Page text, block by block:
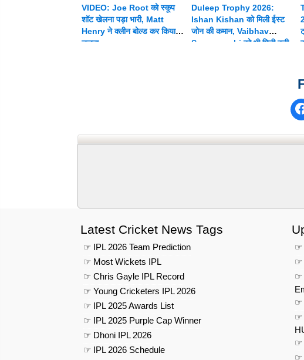
VIDEO: Joe Root को स्कूप
शॉट खेलना पड़ा भारी, Matt
Henry ने क्लीन बोल्ड कर किया
चलता
Duleep Trophy 2026:
Ishan Kishan को मिली ईस्ट
जोन की कमान, Vaibhav
Suryavanshi को भी मिली बड़ी
Latest Cricket News Tags
☞ IPL 2026 Team Prediction
☞ Most Wickets IPL
☞ Chris Gayle IPL Record
☞ Young Cricketers IPL 2026
☞ IPL 2025 Awards List
☞ IPL 2025 Purple Cap Winner
☞ Dhoni IPL 2026
☞ IPL 2026 Schedule
☞
☞
☞
☞
☞
☞
☞